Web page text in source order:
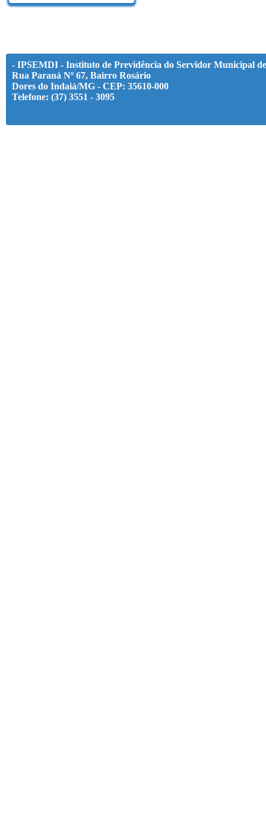
- IPSEMDI - Instituto de Previdência do Servidor Municipal
Rua Paraná Nº 67, Bairro Rosário
Dores do Indaiá/MG - CEP: 35610-000
Telefone: (37) 3551 - 3095